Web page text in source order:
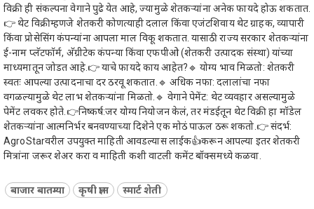
विक्री ही संकल्पना वेगाने पुढे येत आहे, ज्यामुळे शेतकऱ्यांना अनेक फायदे होऊ शकतात.
👉 थेट विक्रीम्हणजे शेतकरी कोणत्याही दलाल किंवा एजंटशिवाय थेट ग्राहक, व्यापारी
किंवा प्रोसेसिंग कंपन्यांना आपला माल विकू शकतात. यासाठी राज्य सरकार शेतकऱ्यांना
ई-नाम प्लॅटफॉर्म, अ‍ॅग्रीटेक कंपन्या किंवा एफपीओ (शेतकरी उत्पादक संस्था) यांच्या
माध्यमातून जोडत आहे.👉 याचे फायदे काय आहेत?🔹 योग्य भाव मिळतो: शेतकरी
स्वतः आपल्या उत्पादनाचा दर ठरवू शकतात.🔹 अधिक नफा: दलालांचा नफा
वगळल्यामुळे थेट लाभ शेतकऱ्यांना मिळतो.🔹 वेगाने पेमेंट: थेट व्यवहार असल्यामुळे
पेमेंट लवकर होते.👉निष्कर्ष:जर योग्य नियोजन केलं, तर मंडईतून थेट विक्री हा मॉडेल
शेतकऱ्यांना आत्मनिर्भर बनवण्याच्या दिशेने एक मोठं पाऊल ठरू शकतो.👉 संदर्भ:
AgroStarवरील उपयुक्त माहिती आवडल्यास लाईक👍करून आपल्या इतर शेतकरी
मित्रांना जरूर शेअर करा व माहिती कशी वाटली कमेंट बॉक्समध्ये कळवा.
बाजार बातम्या कृषी ज्ञान स्मार्ट शेती